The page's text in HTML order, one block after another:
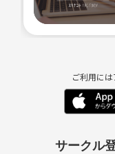
ご利用に
サークル